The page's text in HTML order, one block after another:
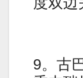
9。古